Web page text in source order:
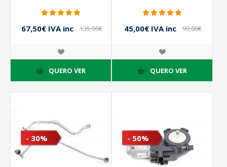
67,50€ IVA inc
135,00€
QUERO VER
2015 a 2019
45,00€ IVA inc
90,00€
QUERO VER
- 30% - 50%